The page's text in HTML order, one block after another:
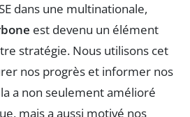
dans une multinationale,
est devenu un élément
stratégie. Nous utilisons cet
nos progrès et informer nos
a non seulement amélioré
mais a aussi motivé nos